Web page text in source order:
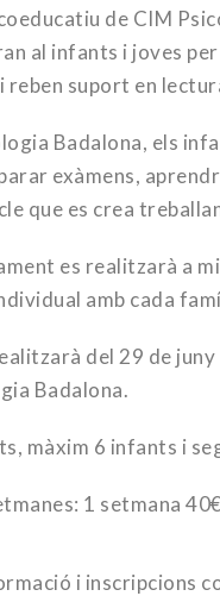
de CIM
al infants i joves
reben suport en
Badalona, els
exàmens,
que es crea
es realitzarà a
amb cada
del 29 de
Badalona.
màxim 6 infants i
1 setmana
i inscripcions